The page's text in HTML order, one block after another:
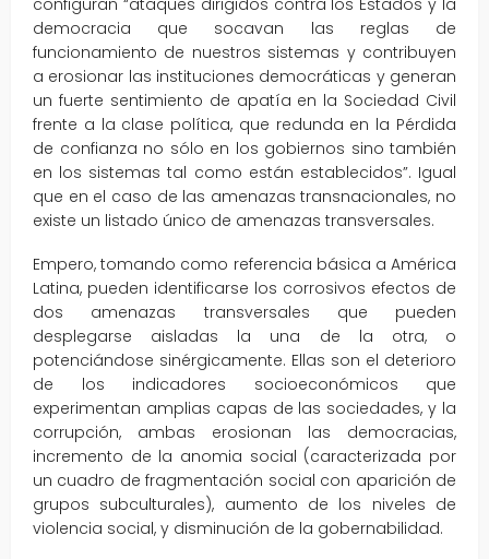
democracia que socavan las reglas de
funcionamiento de nuestros sistemas y contribuyen
a erosionar las instituciones democráticas y generan
un fuerte sentimiento de apatía en la Sociedad Civil
frente a la clase política, que redunda en la Pérdida
de confianza no sólo en los gobiernos sino también
en los sistemas tal como están establecidos”. Igual
que en el caso de las amenazas transnacionales, no
existe un listado único de amenazas transversales.
Empero, tomando como referencia básica a América
Latina, pueden identificarse los corrosivos efectos de
dos amenazas transversales que pueden
desplegarse aisladas la una de la otra, o
potenciándose sinérgicamente. Ellas son el deterioro
de los indicadores socioeconómicos que
experimentan amplias capas de las sociedades, y la
corrupción, ambas erosionan las democracias,
incremento de la anomia social (caracterizada por
un cuadro de fragmentación social con aparición de
grupos subculturales), aumento de los niveles de
violencia social, y disminución de la gobernabilidad.